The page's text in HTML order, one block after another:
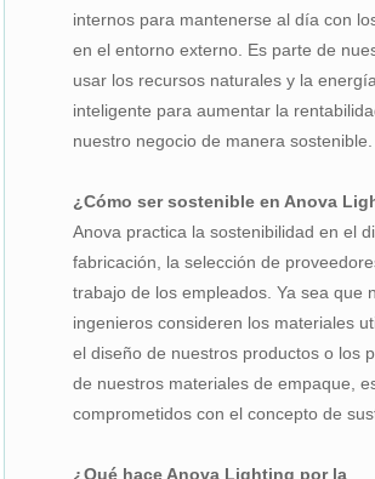
internos para mantenerse al día con
en el entorno externo. Es parte de
usar los recursos naturales y la
inteligente para aumentar la
nuestro negocio de manera sostenible.
¿Cómo ser sostenible en Anova
Anova practica la sostenibilidad en el
fabricación, la selección de
trabajo de los empleados. Ya sea que
ingenieros consideren los materiales
el diseño de nuestros productos o los
de nuestros materiales de empaque,
comprometidos con el concepto de
¿Qué hace Anova Lighting por la